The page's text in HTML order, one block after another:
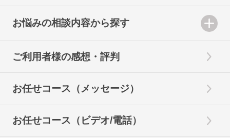
お悩みの相談内容から探す
ご利用者様の感想・評判
お任せコース（メッセージ）
お任せコース（ビデオ/電話）